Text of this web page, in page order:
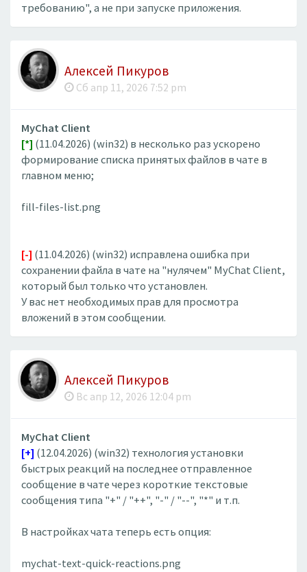
требованию", а не при запуске приложения.
Алексей Пикуров
Сб апр 11, 2026 7:52 pm
MyChat Client
[*] (11.04.2026) (win32) в несколько раз ускорено
формирование списка принятых файлов в чате в
главном меню;
fill-files-list.png
[-] (11.04.2026) (win32) исправлена ошибка при
сохранении файла в чате на "нулячем" MyChat Client,
который был только что установлен.
У вас нет необходимых прав для просмотра
вложений в этом сообщении.
Алексей Пикуров
Вс апр 12, 2026 12:04 pm
MyChat Client
[+] (12.04.2026) (win32) технология установки
быстрых реакций на последнее отправленное
сообщение в чате через короткие текстовые
сообщения типа "+" / "++", "-" / "--", "*" и т.п.
В настройках чата теперь есть опция:
mychat-text-quick-reactions.png